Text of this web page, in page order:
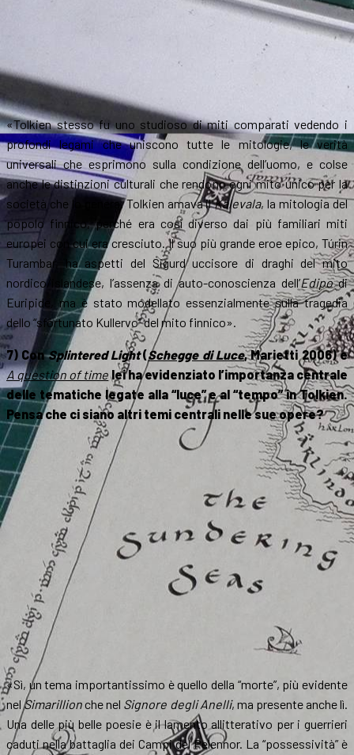
«Tolkien stesso fu uno studioso di miti comparati vedendo i
profondi legami che uniscono tutte le mitologie, le verità
universali che esprimono sulla condizione dell’uomo, e colse
anche le distinzioni culturali che rendono ogni mito unico per la
società che lo genera. Tolkien amava ilKalevala, la mitologia del
popolo finnico, perché era così diverso dai più familiari miti
europei con cui era cresciuto. Il suo più grande eroe epico, Túrin
Turambar, ha aspetti del Sigurd uccisore di draghi del mito
nordico/islandese, l’assenza di auto-conoscienza dell’Edipodi
Euripide, ma è stato modellato essenzialmente sulla tragedia
dello “sfortunato Kullervo” del mito finnico».
7) ConSplintered Light(Schegge di Luce, Marietti 2006) e
A question of timelei ha evidenziato l’importanza centrale
delle tematiche legate alla “luce” e al “tempo” in Tolkien.
Pensa che ci siano altri temi centrali nelle sue opere?
«Sì, un tema importantissimo è quello della “morte”, più evidente
nelSimarillionche nel Signore degli Anelli, ma presente anche lì.
Una delle più belle poesie è il lamento allitterativo per i guerrieri
caduti nella battaglia dei Campi del Pelennor. La “possessività” è